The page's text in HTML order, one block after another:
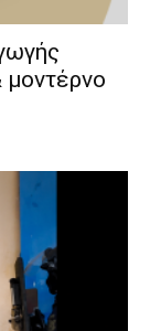
μοντέρνο